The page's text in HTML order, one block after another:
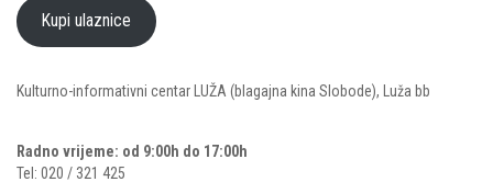
Kupi ulaznice
Kulturno-informativni centar LUŽA (blagajna kina Slobode), Luža bb
Radno vrijeme: od 9:00h do 17:00h
Tel: 020 / 321 425